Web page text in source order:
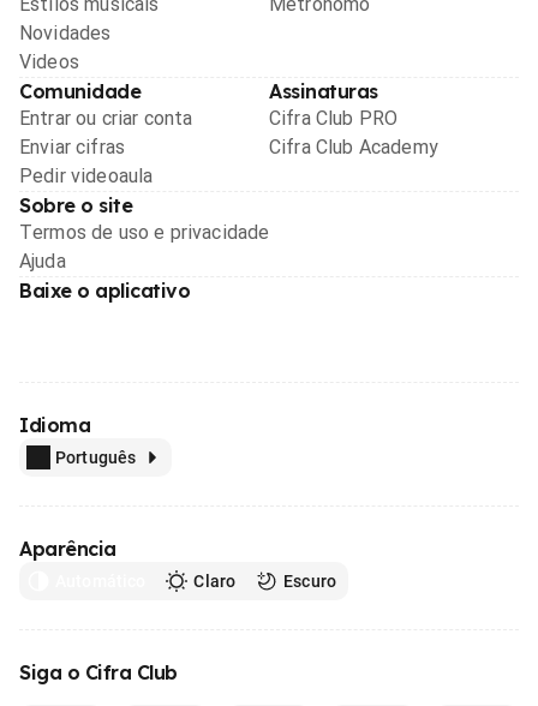
Novidades
Videos
Comunidade
Entrar ou criar conta
Enviar cifras
Pedir videoaula
Assinaturas
Cifra Club PRO
Cifra Club Academy
Sobre o site
Termos de uso e privacidade
Ajuda
Baixe o aplicativo
Idioma
Português
Aparência
Claro Escuro
Siga o Cifra Club